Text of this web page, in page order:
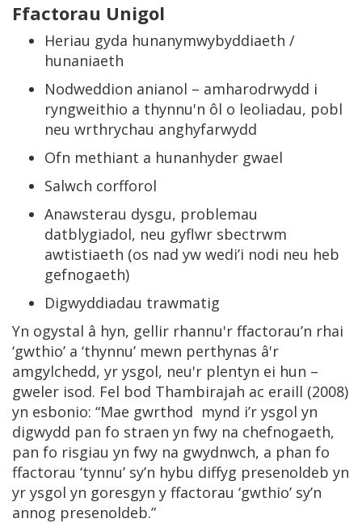
Ffactorau Unigol
Heriau gyda hunanymwybyddiaeth /
hunaniaeth
Nodweddion anianol – amharodrwydd i
ryngweithio a thynnu'n ôl o leoliadau, pobl
neu wrthrychau anghyfarwydd
Ofn methiant a hunanhyder gwael
Salwch corfforol
Anawsterau dysgu, problemau
datblygiadol, neu gyflwr sbectrwm
awtistiaeth (os nad yw wedi’i nodi neu heb
gefnogaeth)
Digwyddiadau trawmatig
Yn ogystal â hyn, gellir rhannu'r ffactorau’n rhai
‘gwthio’ a ‘thynnu’ mewn perthynas â'r
amgylchedd, yr ysgol, neu'r plentyn ei hun –
gweler isod. Fel bod Thambirajah ac eraill (2008)
yn esbonio: “Mae gwrthod mynd i’r ysgol yn
digwydd pan fo straen yn fwy na chefnogaeth,
pan fo risgiau yn fwy na gwydnwch, a phan fo
ffactorau ‘tynnu’ sy’n hybu diffyg presenoldeb yn
yr ysgol yn goresgyn y ffactorau ‘gwthio’ sy’n
annog presenoldeb.”